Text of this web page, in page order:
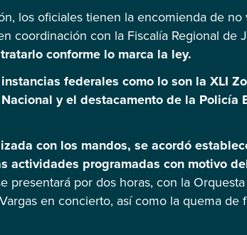
los oficiales tienen la encomienda de
coordinación con la Fiscalía Regional de
conforme lo marca la ley.
federales como lo son la XLI
y el destacamento de la Policía
con los mandos, se acordó
actividades programadas con motivo
presentará por dos horas, con la
en concierto, así como la quema de